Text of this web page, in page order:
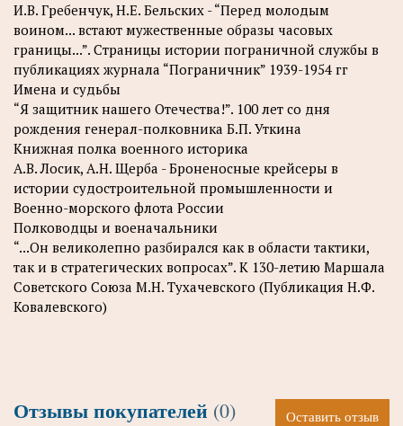
И.В. Гребенчук, Н.Е. Бельских - “Перед молодым
воином... встают мужественные образы часовых
границы...”. Страницы истории пограничной службы в
публикациях журнала “Пограничник” 1939-1954 гг
Имена и судьбы
“Я защитник нашего Отечества!”. 100 лет со дня
рождения генерал-полковника Б.П. Уткина
Книжная полка военного историка
А.В. Лосик, А.Н. Щерба - Броненосные крейсеры в
истории судостроительной промышленности и
Военно-морского флота России
Полководцы и военачальники
“...Он великолепно разбирался как в области тактики,
так и в стратегических вопросах”. К 130-летию Маршала
Советского Союза М.Н. Тухачевского (Публикация Н.Ф.
Ковалевского)
Отзывы покупателей (0) Оставить отзыв